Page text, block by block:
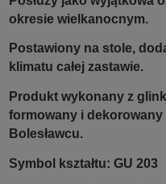
okresie wielkanocnym.
Postawiony na stole,
klimatu całej zastawie.
Produkt wykonany z
formowany i dekorowany
Bolesławcu.
Symbol kształtu: GU 203